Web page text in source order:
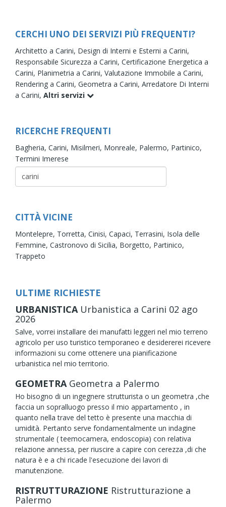
CERCHI UNO DEI SERVIZI PIÙ FREQUENTI?
Architetto a Carini, Design di Interni e Esterni a Carini,
Responsabile Sicurezza a Carini, Certificazione Energetica a
Carini, Planimetria a Carini, Valutazione Immobile a Carini,
Rendering a Carini, Geometra a Carini, Arredatore Di Interni
a Carini, Altri servizi
RICERCHE FREQUENTI
Bagheria, Carini, Misilmeri, Monreale, Palermo, Partinico,
Termini Imerese
CITTÀ VICINE
Montelepre, Torretta, Cinisi, Capaci, Terrasini, Isola delle
Femmine, Castronovo di Sicilia, Borgetto, Partinico,
Trappeto
ULTIME RICHIESTE
URBANISTICA Urbanistica a Carini 02 ago
2026
Salve, vorrei installare dei manufatti leggeri nel mio terreno
agricolo per uso turistico temporaneo e desidererei ricevere
informazioni su come ottenere una pianificazione
urbanistica nel mio territorio.
GEOMETRA Geometra a Palermo
Ho bisogno di un ingegnere strutturista o un geometra ,che
faccia un sopralluogo presso il mio appartamento , in
quanto nella trave del tetto è presente una macchia di
umidità. Pertanto serve fondamentalmente un indagine
strumentale ( teemocamera, endoscopia) con relativa
relazione annessa, per riuscire a capire con cerezza ,di che
natura è e a chi ricade l'esecuzione dei lavori di
manutenzione.
RISTRUTTURAZIONE Ristrutturazione a
Palermo